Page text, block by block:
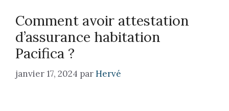
Comment avoir attestation
d’assurance habitation
Pacifica ?
janvier 17, 2024 parHervé